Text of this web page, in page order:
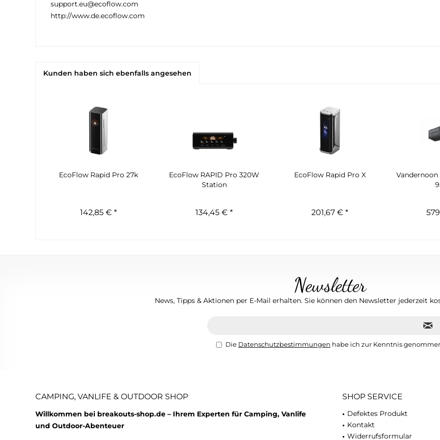
support.eu@ecoflow.com
http://www.de.ecoflow.com
Kunden haben sich ebenfalls angesehen
EcoFlow Rapid Pro 27k
142,85 € *
EcoFlow RAPID Pro 320W
Station
134,45 € *
EcoFlow Rapid Pro X
201,67 € *
Vandernoon
Newsletter
News, Tipps & Aktionen per E-Mail erhalten. Sie können den Newsletter jederzeit
Die Datenschutzbestimmungen habe ich zur Kenntnis
CAMPING, VANLIFE & OUTDOOR SHOP
Willkommen bei breakouts-shop.de – Ihrem Experten für Camping, Vanlife
und Outdoor-Abenteuer
SHOP SERVICE
Defektes Produkt
Kontakt
Widerrufsformular